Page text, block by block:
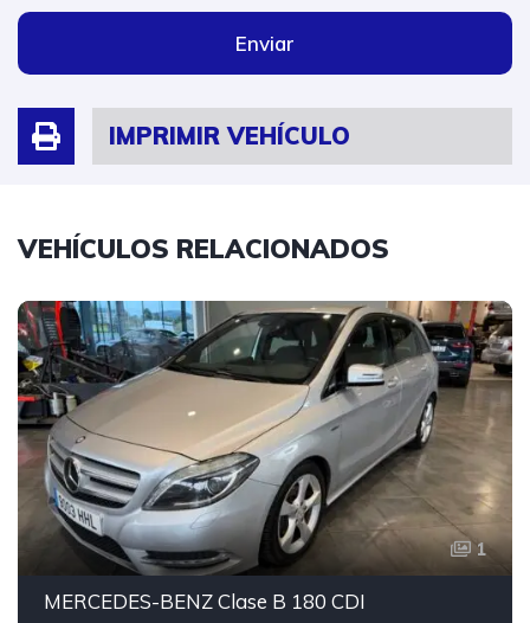
Enviar
IMPRIMIR VEHÍCULO
VEHÍCULOS RELACIONADOS
1
MERCEDES-BENZ Clase B 180 CDI